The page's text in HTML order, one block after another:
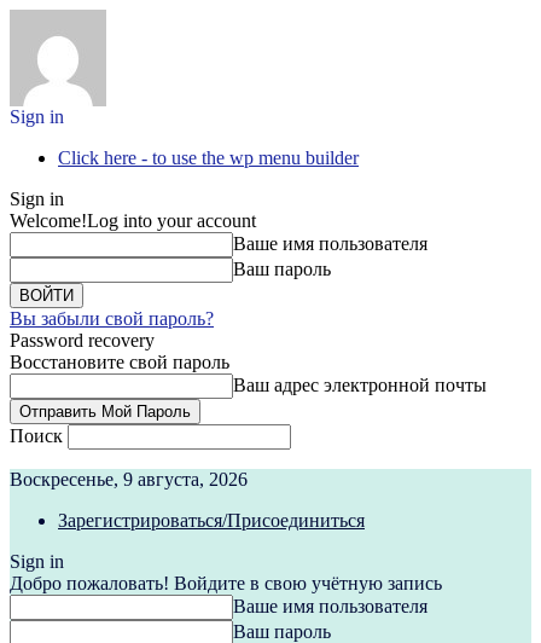
Sign in
Click here - to use the wp menu builder
Sign in
Welcome!Log into your account
Ваше имя пользователя
Ваш пароль
Вы забыли свой пароль?
Password recovery
Восстановите свой пароль
Ваш адрес электронной почты
Поиск
Воскресенье, 9 августа, 2026
Зарегистрироваться/Присоединиться
Sign in
Добро пожаловать! Войдите в свою учётную запись
Ваше имя пользователя
Ваш пароль